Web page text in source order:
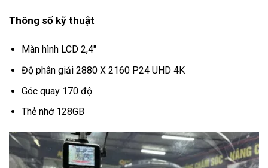
Thông số kỹ thuật
Màn hình LCD 2,4″
Độ phân giải 2880 X 2160 P24 UHD 4K
Góc quay 170 độ
Thẻ nhớ 128GB